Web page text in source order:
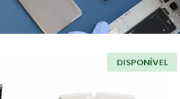
DISPONÍVEL